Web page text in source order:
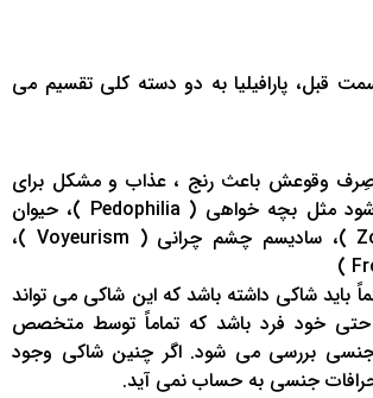
قبل، پارافیلیا به دو دسته کلی تقسیم می
صِرف وقوعش باعث رنج ، عذاب و مشکل برای
فرد و دیگری می شود مثل بچه خواهی ( Pedophilia )، حیوان
خواهی ( Zoophilia )، سادیسم چشم چرانی ( Voyeurism )،
باید شاکی داشته باشد که این شاکی می تواند
خود فرد باشد که تماماً توسط متخصص
بررسی می شود. اگر چنین شاکی وجود
جنسی به حساب نمی آید.